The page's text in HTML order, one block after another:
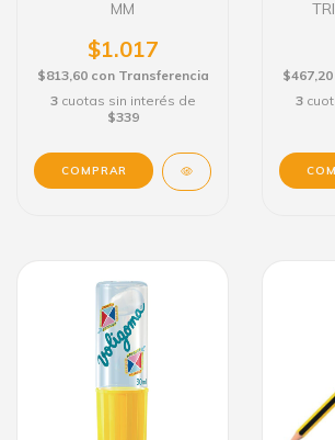
MM
$1.017
$813,60 con Transferencia
3 cuotas sin interés de
$339
COMPRAR
$467,20
3